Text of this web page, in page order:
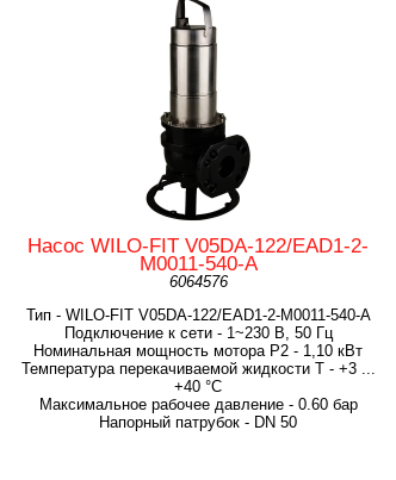
Насос WILO-FIT V05DA-122/EAD1-2-
M0011-540-A
6064576
Тип - WILO-FIT V05DA-122/EAD1-2-M0011-540-A
Подключение к сети - 1~230 В, 50 Гц
Номинальная мощность мотора P2 - 1,10 кВт
Температура перекачиваемой жидкости T - +3 ...
+40 °C
Максимальное рабочее давление - 0.60 бар
Напорный патрубок - DN 50